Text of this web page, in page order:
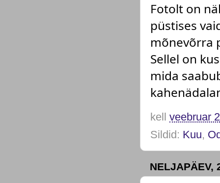
Fotolt on
püstises
mõnevõrra
Sellel on
mida
kell veebruar
Sildid: Kuu,
NELJAPÄEV,